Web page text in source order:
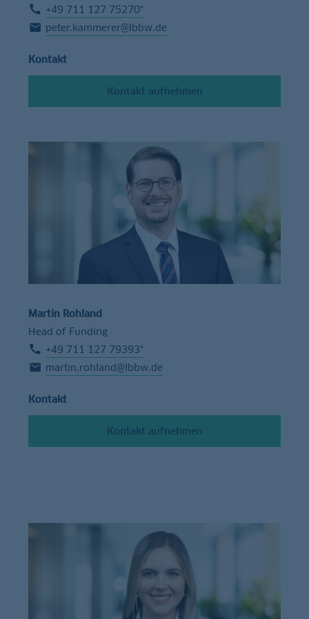
+49 711 127 75270*
peter.kammerer@lbbw.de
Kontakt
Kontakt aufnehmen
Martin Rohland
Head of Funding
+49 711 127 79393*
martin.rohland@lbbw.de
Kontakt
Kontakt aufnehmen